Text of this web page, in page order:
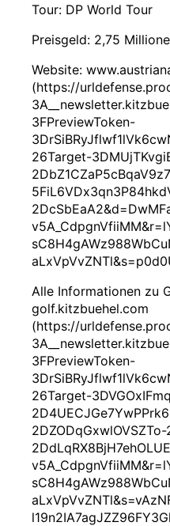
Tour: DP World Tour
Preisgeld: 2,75
Website:
(https://
3FPreviewToken-
26Target-
Alle Informationen zu
golf.kitzbuehel.com
(https://
3FPreviewToken-
26Target-